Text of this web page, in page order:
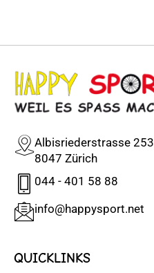
Albisriederstrasse 253
8047 Zürich
044 - 401 58 88
info@happysport.net
QUICKLINKS